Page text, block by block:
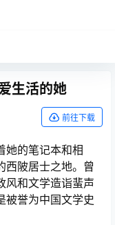
生活的她
前往下载
她的笔记本和相
西陂居士之地。曾
风和文学造诣蜚声
被誉为中国文学史